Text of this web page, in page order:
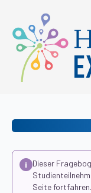
i
Dieser
Seite fortfahren.